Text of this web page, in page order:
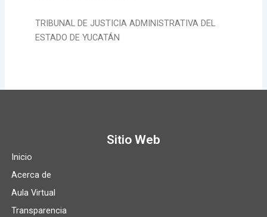
TRIBUNAL DE JUSTICIA ADMINISTRATIVA DEL
ESTADO DE YUCATÁN
Sitio Web
Inicio
Acerca de
Aula Virtual
Transparencia